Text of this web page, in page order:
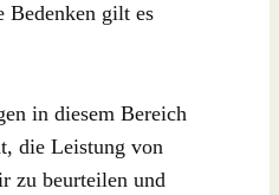
Bedenken gilt es
in diesem Bereich
die Leistung von
zu beurteilen und